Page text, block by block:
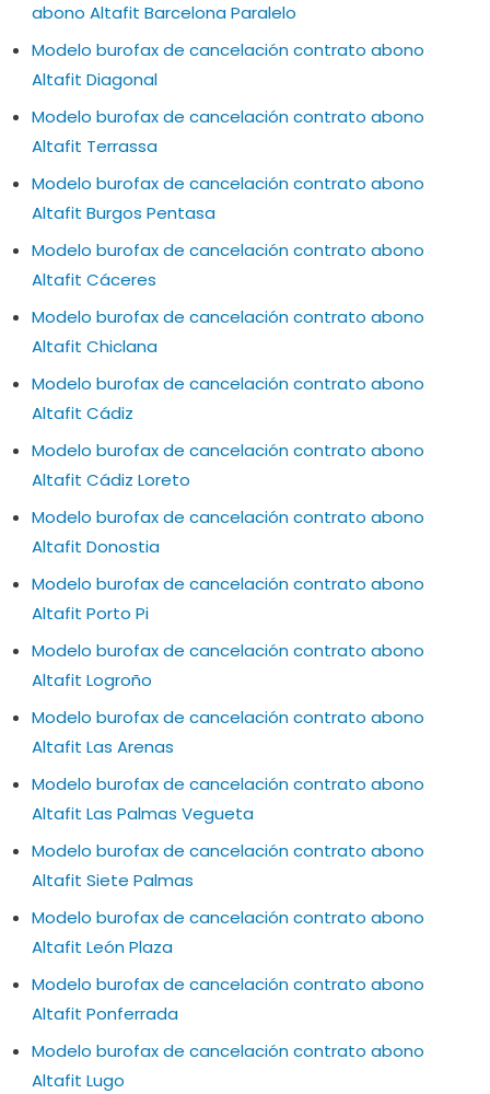
abono Altafit Barcelona Paralelo
Modelo burofax de cancelación contrato abono
Altafit Diagonal
Modelo burofax de cancelación contrato abono
Altafit Terrassa
Modelo burofax de cancelación contrato abono
Altafit Burgos Pentasa
Modelo burofax de cancelación contrato abono
Altafit Cáceres
Modelo burofax de cancelación contrato abono
Altafit Chiclana
Modelo burofax de cancelación contrato abono
Altafit Cádiz
Modelo burofax de cancelación contrato abono
Altafit Cádiz Loreto
Modelo burofax de cancelación contrato abono
Altafit Donostia
Modelo burofax de cancelación contrato abono
Altafit Porto Pi
Modelo burofax de cancelación contrato abono
Altafit Logroño
Modelo burofax de cancelación contrato abono
Altafit Las Arenas
Modelo burofax de cancelación contrato abono
Altafit Las Palmas Vegueta
Modelo burofax de cancelación contrato abono
Altafit Siete Palmas
Modelo burofax de cancelación contrato abono
Altafit León Plaza
Modelo burofax de cancelación contrato abono
Altafit Ponferrada
Modelo burofax de cancelación contrato abono
Altafit Lugo